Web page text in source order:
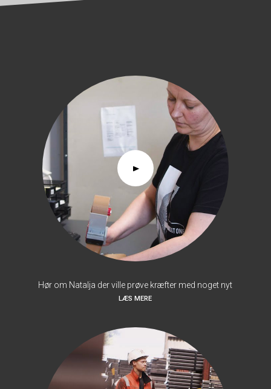
Hør om Natalja der ville prøve kræfter med noget nyt
LÆS MERE